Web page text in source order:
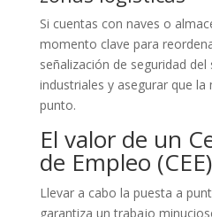
Si cuentas con naves o
momento clave para
señalización de seguridad
industriales y asegurar que
punto.
El valor de un
de Empleo
Llevar a cabo la puesta a
garantiza un trabajo